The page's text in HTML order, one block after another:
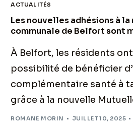
ACTUALITÉS
Les nouvelles adhésions à
communale de Belfort sont
À Belfort, les résidents
possibilité de bénéficier
complémentaire santé à
grâce à la nouvelle
ROMANE MORIN JUILLET 10, 2025